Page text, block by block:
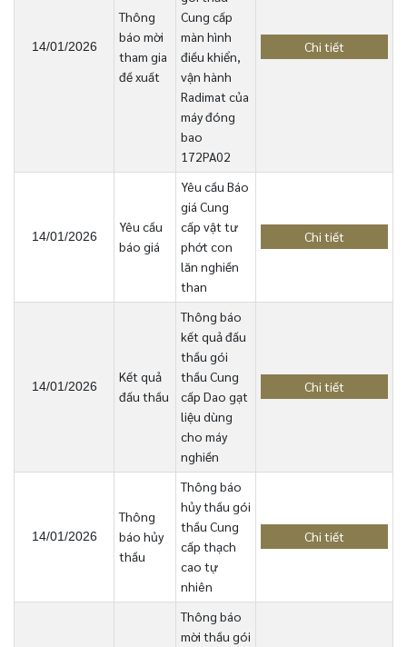
14/01/2026
Thông
báo mời
tham gia
đề xuất
Cung cấp
màn hình
điều khiển,
vận hành
Radimat của
máy đóng
bao
172PA02
Chi tiết
14/01/2026
Yêu cầu
báo giá
Yêu cầu Báo
giá Cung
cấp vật tư
phớt con
lăn nghiền
than
Chi tiết
14/01/2026
Kết quả
đấu thầu
Thông báo
kết quả đấu
thầu gói
thầu Cung
cấp Dao gạt
liệu dùng
cho máy
nghiền
Chi tiết
14/01/2026
Thông
báo hủy
thầu
Thông báo
hủy thầu gói
thầu Cung
cấp thạch
cao tự
nhiên
Chi tiết
Thông báo
mời thầu gói